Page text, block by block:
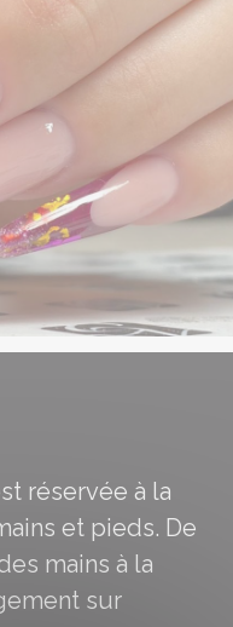
réservée à la
et pieds. De
mains à la
sur